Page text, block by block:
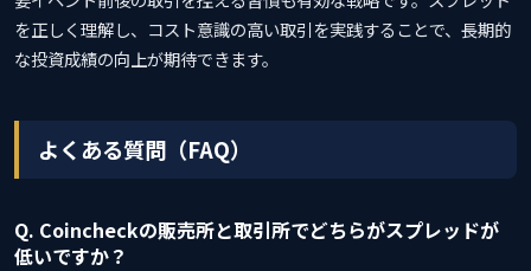
を正しく理解し、コスト意識の高い取引を実践することで、長期的
な投資成績の向上が期待できます。
よくある質問（FAQ）
Q. Coincheckの販売所と取引所でどちらがスプレッドが
低いですか？